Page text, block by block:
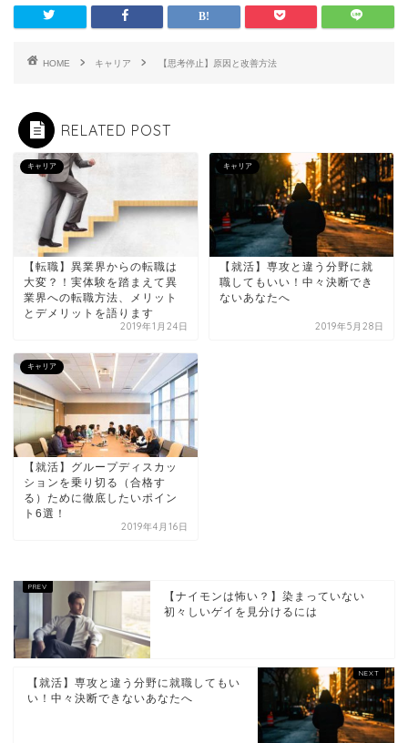
HOME キャリア 【思考停止】原因と改善方法
RELATED POST
キャリア
【転職】異業界からの転職は
大変？！実体験を踏まえて異
業界への転職方法、メリット
とデメリットを語ります
2019年1月24日
キャリア
【就活】専攻と違う分野に就
職してもいい！中々決断でき
ないあなたへ
2019年5月28日
キャリア
【就活】グループディスカッ
ションを乗り切る（合格す
る）ために徹底したいポイン
ト6選！
2019年4月16日
【ナイモンは怖い？】染まっていない
初々しいゲイを見分けるには
【就活】専攻と違う分野に就職してもい
い！中々決断できないあなたへ